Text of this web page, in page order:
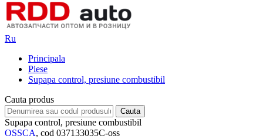
Ru
Principala
Piese
Supapa control, presiune combustibil
Cauta produs
Supapa control, presiune combustibil
OSSCA, cod 037133035C-oss